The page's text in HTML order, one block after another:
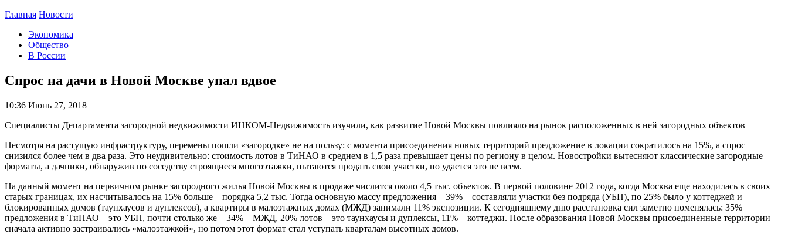
Главная Новости
Экономика
Общество
В России
Спрос на дачи в Новой Москве упал вдвое
10:36 Июнь 27, 2018
Специалисты Департамента загородной недвижимости ИНКОМ-Недвижимость изучили, как развитие Новой Москвы повлияло на рынок расположенных в ней загородных объектов
Несмотря на растущую инфраструктуру, перемены пошли «загородке» не на пользу: с момента присоединения новых территорий предложение в локации сократилось на 15%, а спрос
снизился более чем в два раза. Это неудивительно: стоимость лотов в ТиНАО в среднем в 1,5 раза превышает цены по региону в целом. Новостройки вытесняют классические загородные
форматы, а дачники, обнаружив по соседству строящиеся многоэтажки, пытаются продать свои участки, но удается это не всем.
На данный момент на первичном рынке загородного жилья Новой Москвы в продаже числится около 4,5 тыс. объектов. В первой половине 2012 года, когда Москва еще находилась в своих
старых границах, их насчитывалось на 15% больше – порядка 5,2 тыс. Тогда основную массу предложения – 39% – составляли участки без подряда (УБП), по 25% было у коттеджей и
блокированных домов (таунхаусов и дуплексов), а квартиры в малоэтажных домах (МЖД) занимали 11% экспозиции. К сегодняшнему дню расстановка сил заметно поменялась: 35%
предложения в ТиНАО – это УБП, почти столько же – 34% – МЖД, 20% лотов – это таунхаусы и дуплексы, 11% – коттеджи. После образования Новой Москвы присоединенные территории
сначала активно застраивались «малоэтажкой», но потом этот формат стал уступать кварталам высотных домов.